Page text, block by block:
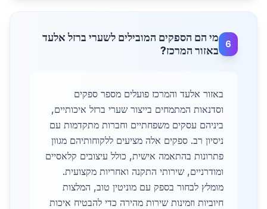
6
מי הם הספקים המובילים לשערי ברזל אלעד
באזור המרכז?
באזור אלעד והמרכז פועלים מספר ספקים
וסדנאות המתמחים בייצור שערי ברזל איכותיים,
ביניהם עסקים משפחתיים וחברות מתקדמות עם
ניסיון רב. ספקים אלה מציעים ללקוחותיהם מגוון
פתרונות בהתאמה אישית, כולל עיצובים קלאסיים
ומודרניים, שירותי התקנה ואחריות מקצועית.
מומלץ לבחור בספק עם מוניטין טוב, המלצות
חיוביות וזמינות שירות מהירה כדי להבטיח איכות